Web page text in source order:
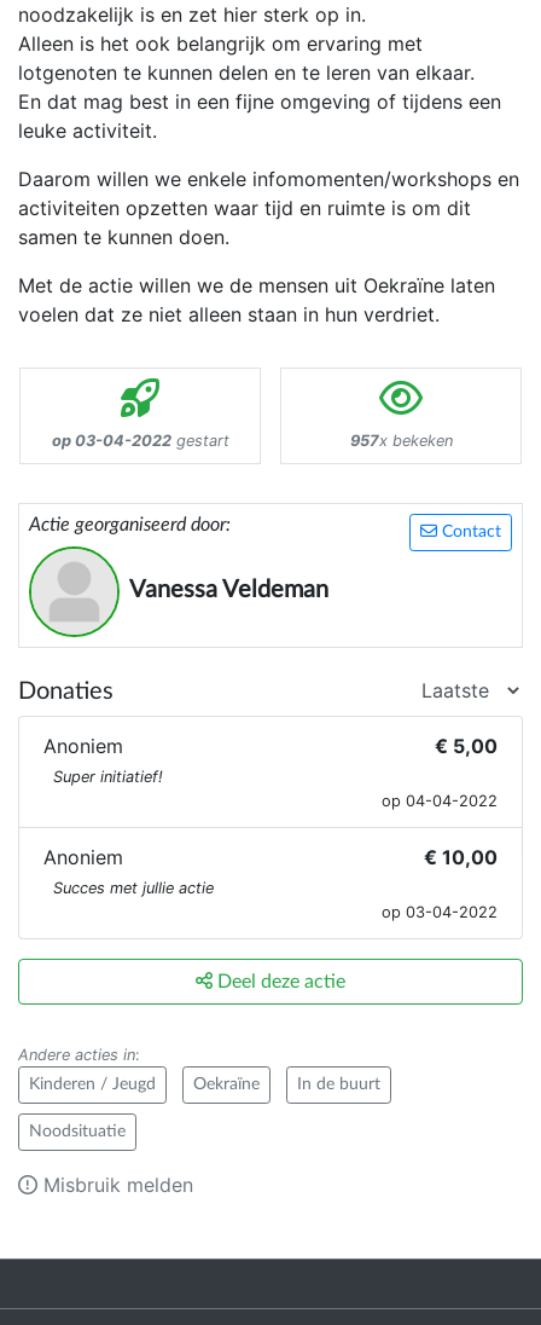
noodzakelijk is en zet hier sterk op in.
Alleen is het ook belangrijk om ervaring met
lotgenoten te kunnen delen en te leren van elkaar.
En dat mag best in een fijne omgeving of tijdens een
leuke activiteit.
Daarom willen we enkele infomomenten/workshops en
activiteiten opzetten waar tijd en ruimte is om dit
samen te kunnen doen.
Met de actie willen we de mensen uit Oekraïne laten
voelen dat ze niet alleen staan in hun verdriet.
op 03-04-2022gestart 957x bekeken
Contact
Actie georganiseerd door:
Vanessa Veldeman
Donaties
Anoniem € 5,00
Super initiatief!
op 04-04-2022
Anoniem € 10,00
Succes met jullie actie
op 03-04-2022
Deel deze actie
Andere acties in:
Kinderen / Jeugd Oekraïne In de buurt
Noodsituatie
Misbruik melden